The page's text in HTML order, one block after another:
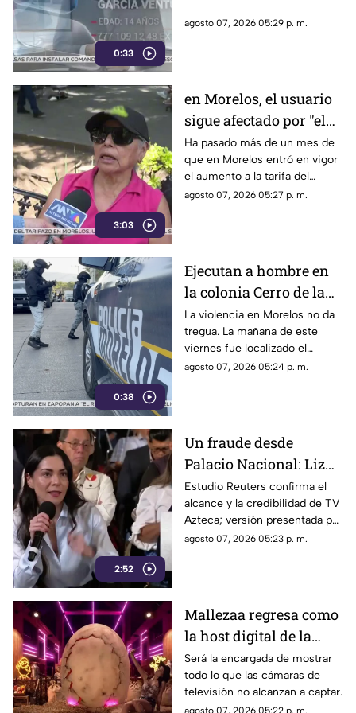
0:33
agosto 07, 2026 05:29 p. m.
3:03
en Morelos, el usuario
sigue afectado por "el
tarifazo"
Ha pasado más de un mes de
que en Morelos entró en vigor
el aumento a la tarifa del
transporte público. Un mes,
al interior de las unidades.
agosto 07, 2026 05:27 p. m.
0:38
Ejecutan a hombre en
la colonia Cerro de la
Corona
La violencia en Morelos no da
tregua. La mañana de este
viernes fue localizado el
cuerpo de un hombre con
agosto 07, 2026 05:24 p. m.
2:52
Un fraude desde
Palacio Nacional: Liz
Vilchis intentó
desvirtuar estudio de
Reuters sobre la
credibilidad de TV
Estudio Reuters confirma el
alcance y la credibilidad de TV
Azteca; versión presentada por
Liz Vilchis fue cuestionada al
agosto 07, 2026 05:23 p. m.
Mallezaa regresa como
la host digital de la
segunda temporada de
La Granja VIP
Será la encargada de mostrar
todo lo que las cámaras de
televisión no alcanzan a captar.
agosto 07, 2026 05:22 p. m.